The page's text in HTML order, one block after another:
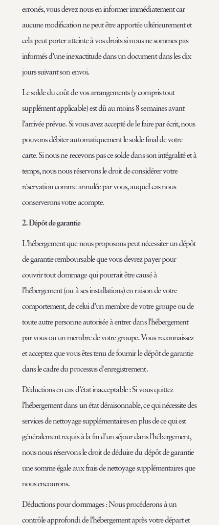
erronés, vous devez nous en informer immédiatement car
aucune modification ne peut être apportée ultérieurement et
cela peut porter atteinte à vos droits si nous ne sommes pas
informés d'une inexactitude dans un document dans les dix
jours suivant son envoi.
Le solde du coût de vos arrangements (y compris tout
supplément applicable) est dû au moins 8 semaines avant
l'arrivée prévue. Si vous avez accepté de le faire par écrit, nous
pouvons débiter automatiquement le solde final de votre
carte. Si nous ne recevons pas ce solde dans son intégralité et à
temps, nous nous réservons le droit de considérer votre
réservation comme annulée par vous, auquel cas nous
conserverons votre acompte.
2. Dépôt de garantie
L'hébergement que nous proposons peut nécessiter un dépôt
de garantie remboursable que vous devrez payer pour
couvrir tout dommage qui pourrait être causé à
l'hébergement (ou à ses installations) en raison de votre
comportement, de celui d'un membre de votre groupe ou de
toute autre personne autorisée à entrer dans l'hébergement
par vous ou un membre de votre groupe. Vous reconnaissez
et acceptez que vous êtes tenu de fournir le dépôt de garantie
dans le cadre du processus d'enregistrement.
Déductions en cas d'état inacceptable : Si vous quittez
l'hébergement dans un état déraisonnable, ce qui nécessite des
services de nettoyage supplémentaires en plus de ce qui est
généralement requis à la fin d'un séjour dans l'hébergement,
nous nous réservons le droit de déduire du dépôt de garantie
une somme égale aux frais de nettoyage supplémentaires que
nous encourons.
Déductions pour dommages : Nous procéderons à un
contrôle approfondi de l'hébergement après votre départ et